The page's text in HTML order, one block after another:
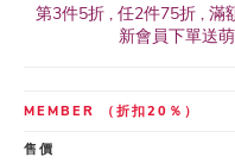
第3件5折 , 任2件75折 , 滿
新會員下單送
MEMBER （折扣20％）
售價